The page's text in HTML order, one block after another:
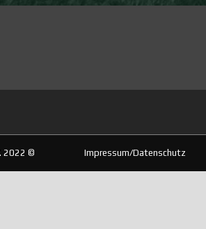
2022 © Impressum/Datenschutz